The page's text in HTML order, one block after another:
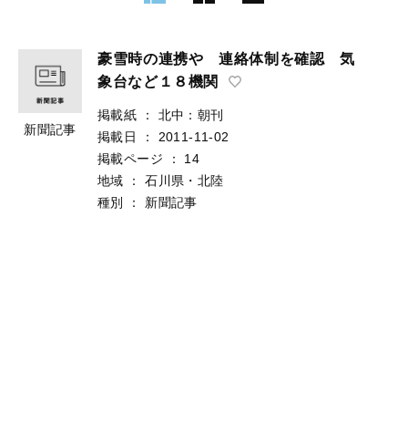
新聞記事
豪雪時の連携や 連絡体制を確認 気
象台など１８機関
掲載紙 ：
北中：朝刊
掲載日
：
2011-11-02
掲載ページ
：
14
地域
：
石川県・北陸
種別
： 新聞記事